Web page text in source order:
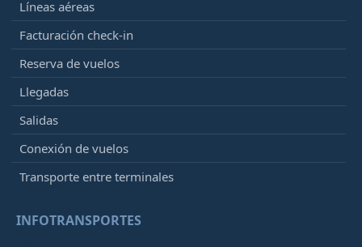
Líneas aéreas
Facturación check-in
Reserva de vuelos
Llegadas
Salidas
Conexión de vuelos
Transporte entre terminales
INFOTRANSPORTES